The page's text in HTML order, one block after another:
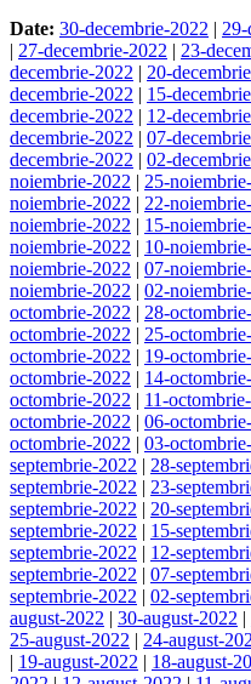
Date: 30-decembrie-2022 |
| 27-decembrie-2022 | 23-
decembrie-2022 | 20-
decembrie-2022 | 15-
decembrie-2022 | 12-
decembrie-2022 | 07-
decembrie-2022 | 02-
noiembrie-2022 | 25-
noiembrie-2022 | 22-
noiembrie-2022 | 15-
noiembrie-2022 | 10-
noiembrie-2022 | 07-
noiembrie-2022 | 02-
octombrie-2022 | 28-
octombrie-2022 | 25-
octombrie-2022 | 19-
octombrie-2022 | 14-
octombrie-2022 | 11-
octombrie-2022 | 06-
octombrie-2022 | 03-
septembrie-2022 | 28-
septembrie-2022 | 23-
septembrie-2022 | 20-
septembrie-2022 | 15-
septembrie-2022 | 12-
septembrie-2022 | 07-
septembrie-2022 | 02-
august-2022 | 30-august-2022 |
25-august-2022 | 24-august-
| 19-august-2022 | 18-august-